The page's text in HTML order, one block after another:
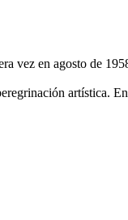
vez en agosto de
artística.